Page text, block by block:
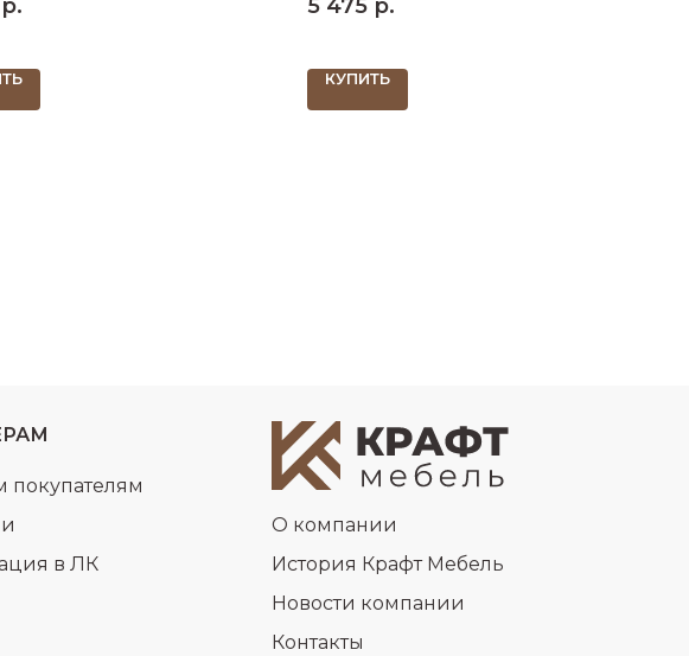
р. 5 475 р.
КУПИТЬ
в ЛК
покупателям
О компании
История Крафт Мебель
Новости компании
Контакты